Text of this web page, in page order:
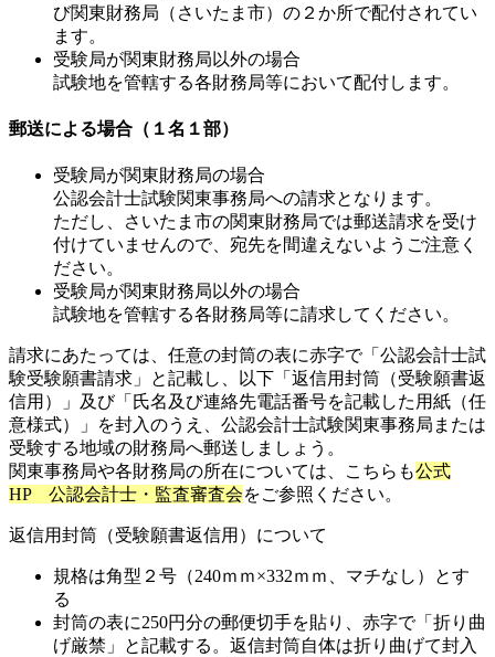
び関東財務局（さいたま市）の２か所で配付されてい
ます。
受験局が関東財務局以外の場合
試験地を管轄する各財務局等において配付します。
郵送による場合（１名１部）
受験局が関東財務局の場合
公認会計士試験関東事務局への請求となります。
ただし、さいたま市の関東財務局では郵送請求を受け
付けていませんので、宛先を間違えないようご注意く
ださい。
受験局が関東財務局以外の場合
試験地を管轄する各財務局等に請求してください。
請求にあたっては、任意の封筒の表に赤字で「公認会計士試
験受験願書請求」と記載し、以下「返信用封筒（受験願書返
信用）」及び「氏名及び連絡先電話番号を記載した用紙（任
意様式）」を封入のうえ、公認会計士試験関東事務局または
受験する地域の財務局へ郵送しましょう。
関東事務局や各財務局の所在については、こちらも公式
HP 公認会計士・監査審査会をご参照ください。
返信用封筒（受験願書返信用）について
規格は角型２号（240ｍｍ×332ｍｍ、マチなし）とす
る
封筒の表に250円分の郵便切手を貼り、赤字で「折り曲
げ厳禁」と記載する。返信封筒自体は折り曲げて封入